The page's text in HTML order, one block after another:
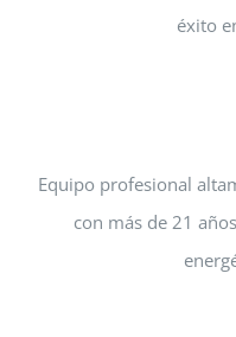
éxito
Equipo profesional
con más de 21